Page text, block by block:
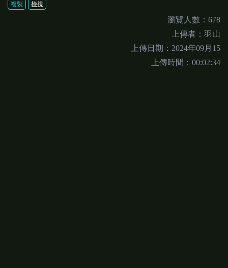
複製 檢視
瀏覽人數：678
上傳者：羽山
上傳日期：2024年09月15
上傳時間：00:02:34